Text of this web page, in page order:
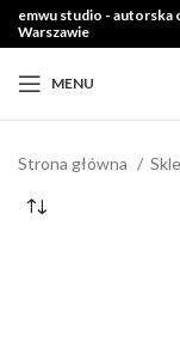
emwu studio - autorska
Warszawie
MENU
Strona główna